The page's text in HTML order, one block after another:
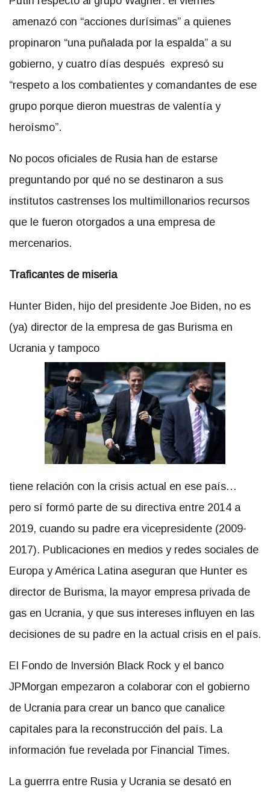
amenazó con “acciones durísimas” a quienes
propinaron “una puñalada por la espalda” a su
gobierno, y cuatro días después expresó su
“respeto a los combatientes y comandantes de ese
grupo porque dieron muestras de valentía y
heroísmo”.
No pocos oficiales de Rusia han de estarse
preguntando por qué no se destinaron a sus
institutos castrenses los multimillonarios recursos
que le fueron otorgados a una empresa de
mercenarios.
Traficantes de miseria
Hunter Biden, hijo del presidente Joe Biden, no es
(ya) director de la empresa de gas Burisma en
Ucrania y tampoco
tiene relación con la crisis actual en ese país…
pero sí formó parte de su directiva entre 2014 a
2019, cuando su padre era vicepresidente (2009-
2017). Publicaciones en medios y redes sociales de
Europa y América Latina aseguran que Hunter es
director de Burisma, la mayor empresa privada de
gas en Ucrania, y que sus intereses influyen en las
decisiones de su padre en la actual crisis en el país.
El Fondo de Inversión Black Rock y el banco
JPMorgan empezaron a colaborar con el gobierno
de Ucrania para crear un banco que canalice
capitales para la reconstrucción del país. La
información fue revelada por Financial Times.
La guerrra entre Rusia y Ucrania se desató en